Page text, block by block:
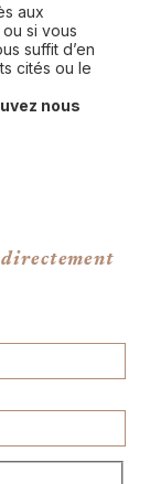
aux
si vous
suffit d’en
cités ou le
nous